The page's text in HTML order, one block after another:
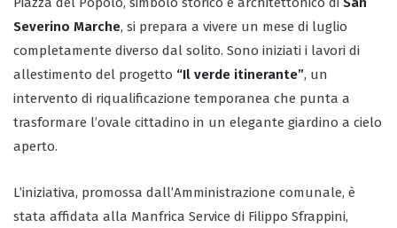
Severino Marche, si prepara a vivere un mese di luglio
completamente diverso dal solito. Sono iniziati i lavori di
allestimento del progetto “Il verde itinerante”, un
intervento di riqualificazione temporanea che punta a
trasformare l’ovale cittadino in un elegante giardino a cielo
aperto.
L’iniziativa, promossa dall’Amministrazione comunale, è
stata affidata alla Manfrica Service di Filippo Sfrappini,